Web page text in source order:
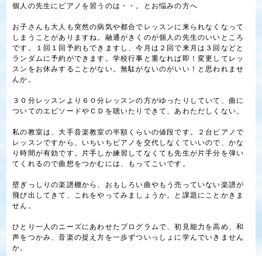
個人の先生にピアノを習うのは・・。とお悩みの方へ
お子さんも大人も突然の病気や都合でレッスンに来られなくなって
しまうことがありますね。融通がきくのが個人の先生のいいところ
です。１回１回予約もできますし、今月は２回で来月は３回などと
ランダムに予約ができます。学校行事と重なれば即！変更してレッ
スンをお休みすることがない。無駄がないのがいい！と思われませ
んか。
３０分レッスンより６０分レッスンの方がゆったりしていて、曲に
ついてのエピソードやＣＤを聴いたりできて、あわただしくない。
私の教室は、大手音楽教室の半額くらいの値段です。２台ピアノで
レッスンですから、いちいちピアノを交代しなくていいので、かな
り時間が有効です。片手しか練習してなくても先生が片手分を弾い
てくれるので曲想をつかむには、もってこいです。
壁ぎっしりの楽譜棚から、おもしろい曲やもう売っていない楽譜が
飛び出してきて、これをやってみましょうか。と課題にことかきま
せん。
ひとり一人のニーズにあわせたプログラムで、初見能力を高め、和
声をつかみ、音楽の捉え方を一歩ずついっしょに学んでいきません
か。